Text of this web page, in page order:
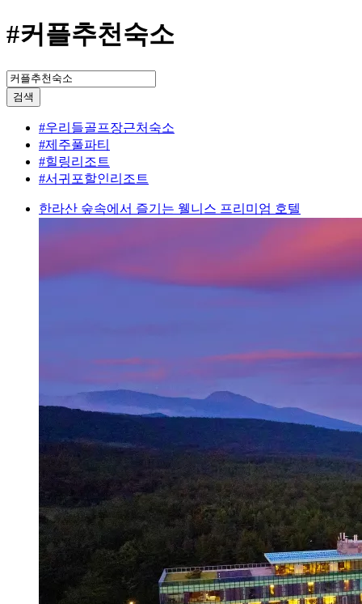
#커플추천숙소
검색
#우리들골프장근처숙소
#제주풀파티
#힐링리조트
#서귀포할인리조트
한라산 숲속에서 즐기는 웰니스 프리미엄 호텔